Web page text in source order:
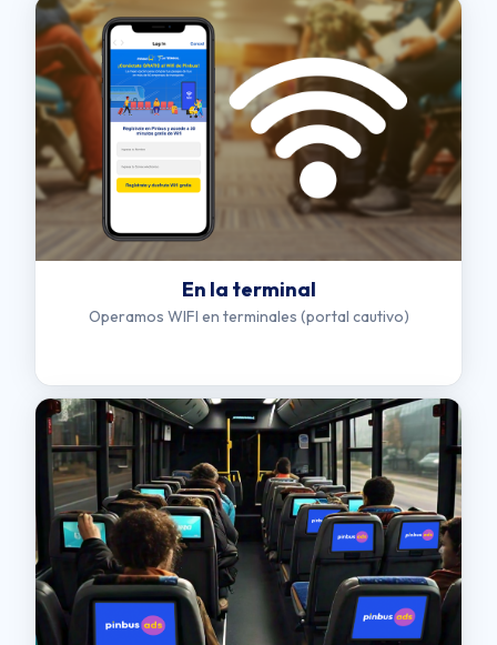
En la terminal
Operamos WIFI en terminales (portal cautivo)